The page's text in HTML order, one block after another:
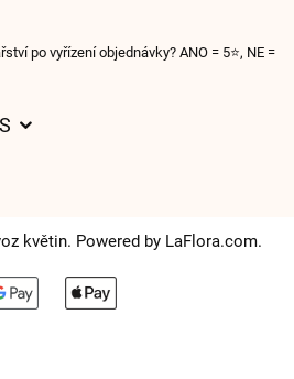
po vyřízení objednávky? ANO = 5⭐, NE =
možností
květin. Powered by LaFlora.com.